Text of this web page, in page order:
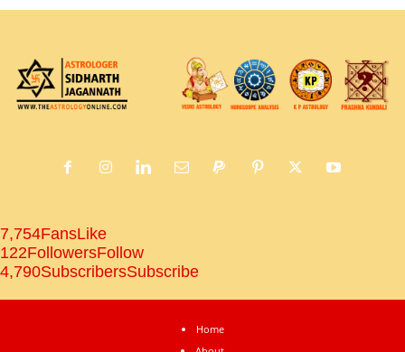
7,754FansLike
122FollowersFollow
4,790SubscribersSubscribe
Home